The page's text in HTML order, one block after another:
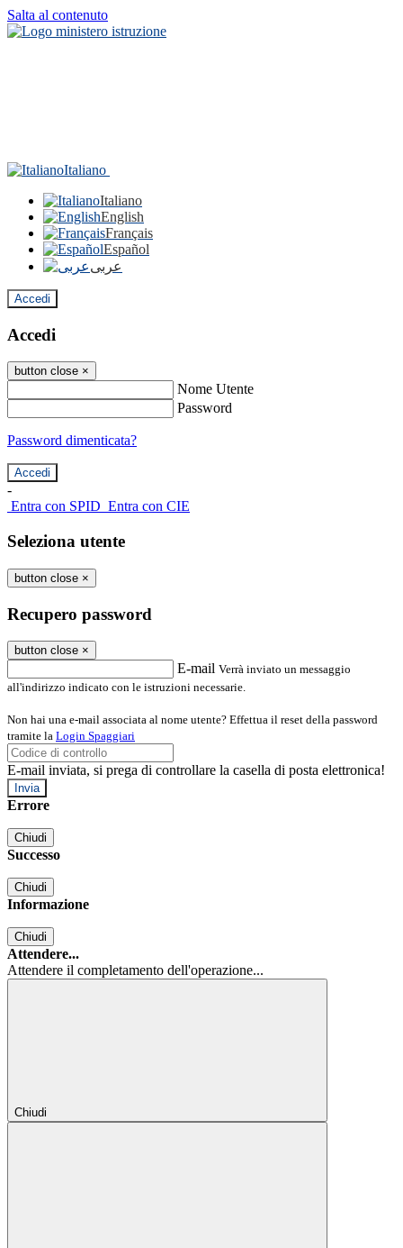
Salta al contenuto
Italiano
Italiano
English
Français
Español
عربى
Accedi
Accedi
button close ×
Nome Utente
Password
Password dimenticata?
-
Entra con SPID Entra con CIE
Seleziona utente
button close ×
Recupero password
button close ×
E-mail Verrà inviato un messaggio
all'indirizzo indicato con le istruzioni necessarie.
Non hai una e-mail associata al nome utente? Effettua il reset della password
tramite la Login Spaggiari
E-mail inviata, si prega di controllare la casella di posta elettronica!
Errore
Chiudi
Successo
Chiudi
Informazione
Chiudi
Attendere...
Attendere il completamento dell'operazione...
Chiudi